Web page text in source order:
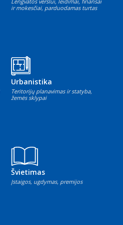
ir mokesčiai, parduodamas turtas
Urbanistika
Teritorijų planavimas ir statyba,
žemės sklypai
Švietimas
Įstaigos, ugdymas, premijos